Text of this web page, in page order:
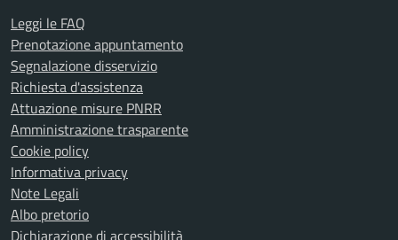
Leggi le FAQ
Prenotazione appuntamento
Segnalazione disservizio
Richiesta d'assistenza
Attuazione misure PNRR
Amministrazione trasparente
Cookie policy
Informativa privacy
Note Legali
Albo pretorio